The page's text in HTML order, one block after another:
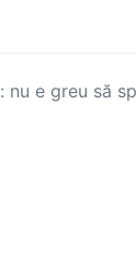
nu e greu să